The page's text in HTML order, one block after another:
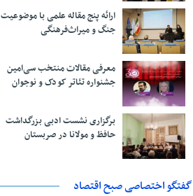
ارائه پنج مقاله علمی با موضوعیت
جنگ و میراث‌فرهنگی
معرفی مقالات منتخب سی‌امین
جشنواره تئاتر کودک و نوجوان
برگزاری نشست ادبی بزرگداشت
حافظ و مولانا در صربستان
گفتگو اختصاصی صبح اقتصاد